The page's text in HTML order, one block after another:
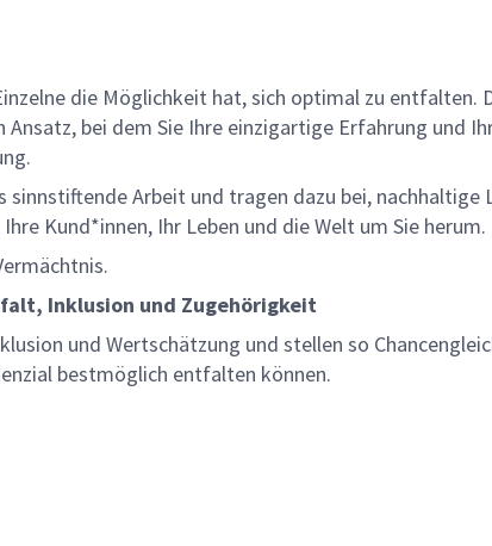
die Möglichkeit hat, sich optimal zu
bei dem Sie Ihre einzigartige Erfahrung und
sinnstiftende Arbeit und tragen dazu bei,
Kund*innen, Ihr Leben und die Welt um Sie herum.
Inklusion und Zugehörigkeit
und Wertschätzung und stellen so
bestmöglich entfalten können.